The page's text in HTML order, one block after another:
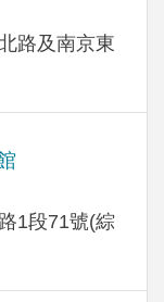
路及南京東
1段71號(綜